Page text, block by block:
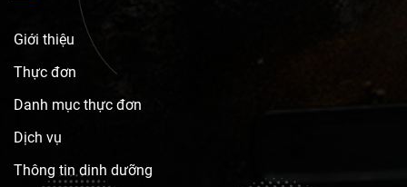
Giới thiệu
Thực đơn
Danh mục thực đơn
Dịch vụ
Thông tin dinh dưỡng